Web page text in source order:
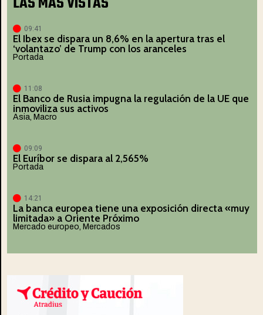
09:41
El Ibex se dispara un 8,6% en la apertura tras el
‘volantazo’ de Trump con los aranceles
Portada
11:08
El Banco de Rusia impugna la regulación de la UE que
inmoviliza sus activos
Asia, Macro
09:09
El Euríbor se dispara al 2,565%
Portada
14:21
La banca europea tiene una exposición directa «muy
limitada» a Oriente Próximo
Mercado europeo, Mercados